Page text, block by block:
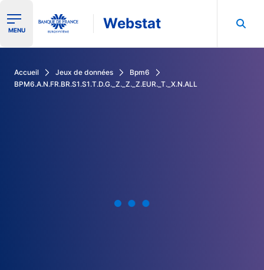
Ouvrir le menu de navigation
MENU Webstat
Accueil Jeux de données
Bpm6
BPM6.A.N.FR.BR.S1.S1.T.D.G._Z._Z._Z.EUR._T._X.N.ALL